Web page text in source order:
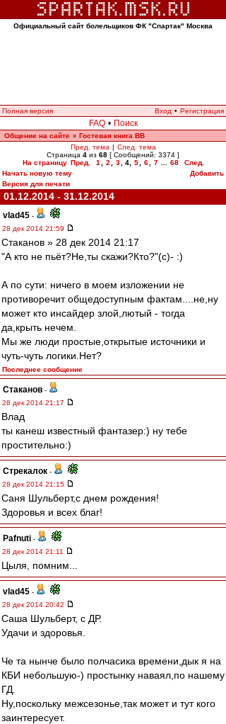
Официальный сайт болельщиков ФК "Спартак" Москва
Полная версия Вход • Регистрация
FAQ • Поиск
Общение на сайте » Гостевая книга ВВ
Пред. тема | След. тема
Страница 4 из 68 [ Сообщений: 3374 ]
На страницу Пред. 1 2 3 4, 5 6 7 68
След.
Начать новую тему
Добавить
Версия для печати
01.12.2014 - 31.12.2014
vlad45 -
28 дек 2014 21:59
Cтаканов » 28 дек 2014 21:17
"А кто не пьёт?Не,ты скажи?Кто?"(с)- :)
А по сути: ничего в моем изложении не
противоречит общедоступным фактам....не,ну
может кто инсайдер злой,лютый - тогда
да,крыть нечем.
Мы же люди простые,открытые источники и
чуть-чуть логики.Нет?
Последнее сообщение
Cтаканов -
28 дек 2014 21:17
Влад
ты канеш известный фантазер:) ну тебе
простительно:)
Стрекалок -
28 дек 2014 21:15
Саня Шульберт,с днем рождения!
Здоровья и всех благ!
Pafnuti -
28 дек 2014 21:11
Цыля, помним...
vlad45 -
28 дек 2014 20:42
Саша Шульберт, с ДР.
Удачи и здоровья.
Че та нынче было полчасика времени,дык я на
КБИ небольшую-) простынку наваял,по нашему
ГД.
Ну,поскольку межсезонье,так может и тут кого
заинтересует.